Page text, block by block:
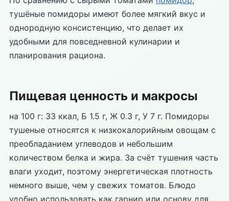
тушёные помидоры имеют более мягкий вкус и
однородную консистенцию, что делает их
удобными для повседневной кулинарии и
планирования рациона.
Пищевая ценность и макросы
на 100 г: 33 ккал, Б 1.5 г, Ж 0.3 г, У 7 г. Помидоры
тушеные относятся к низкокалорийным овощам с
преобладанием углеводов и небольшим
количеством белка и жира. За счёт тушения часть
влаги уходит, поэтому энергетическая плотность
немного выше, чем у свежих томатов. Блюдо
удобно использовать как гарнир или основу для